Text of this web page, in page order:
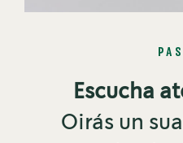
Escucha
Oirás un